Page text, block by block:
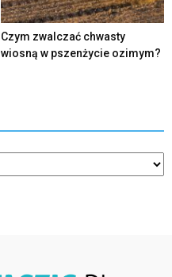
Czym zwalczać chwasty
wiosną w pszenżycie ozimym?